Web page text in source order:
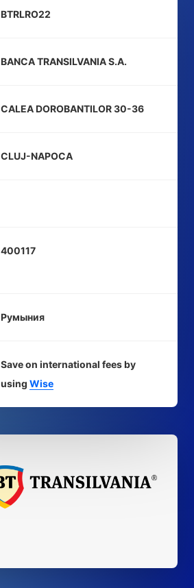
BTRLRO22
BANCA TRANSILVANIA S.A.
CALEA DOROBANTILOR 30-36
CLUJ-NAPOCA
400117
Румыния
Save on international fees by
using Wise